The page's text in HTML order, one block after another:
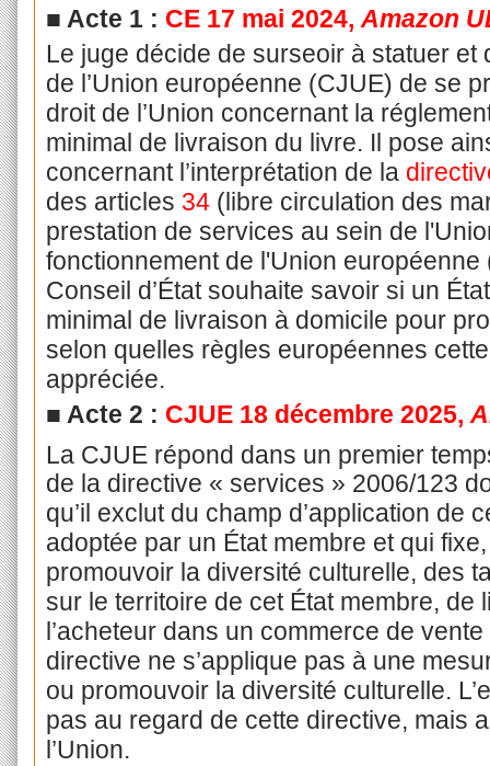
■ Acte 1 : CE 17 mai 2024, Amazon
Le juge décide de surseoir à statuer et
de l’Union européenne (CJUE) de se
droit de l’Union concernant la
minimal de livraison du livre. Il pose
concernant l’interprétation de la
des articles 34(libre circulation des
prestation de services au sein de
fonctionnement de l'Union
Conseil d’État souhaite savoir si un
minimal de livraison à domicile pour
selon quelles règles européennes
appréciée.
■ Acte 2 : CJUE 18 décembre 2025,
La CJUE répond dans un premier
de la directive « services » 2006/123
qu’il exclut du champ d’application de
adoptée par un État membre et qui
promouvoir la diversité culturelle, des
sur le territoire de cet État membre, de
l’acheteur dans un commerce de
directive ne s’applique pas à une
ou promouvoir la diversité culturelle.
pas au regard de cette directive, mais
l’Union.